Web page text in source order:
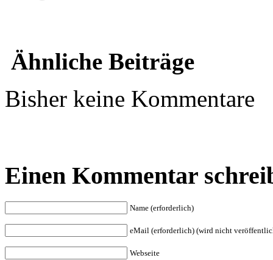
Ähnliche Beiträge
Bisher keine Kommentare
Einen Kommentar
Name (erforderlich)
eMail (erforderlich) (wird nicht
Webseite